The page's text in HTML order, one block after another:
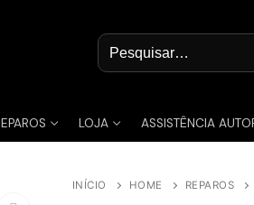
Pesquisar
por:
LOJA ASSISTÊNCIA
INÍCIO HOME REPAROS